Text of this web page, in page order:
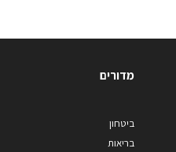
מדורים
ביטחון
בריאות